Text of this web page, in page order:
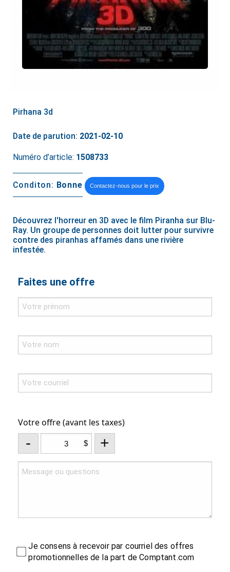
Pirhana 3d
Date de parution: 2021-02-10
Numéro d’article: 1508733
Conditon: Bonne Contactez-nous pour le prix
Découvrez l'horreur en 3D avec le film Piranha sur Blu-
Ray. Un groupe de personnes doit lutter pour survivre
contre des piranhas affamés dans une rivière
infestée.
Faites une offre
Votre offre (avant les taxes)
- $ +
Je consens à recevoir par courriel des offres
promotionnelles de la part de Comptant.com